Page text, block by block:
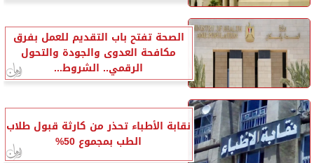
الصحة تفتح باب التقديم للعمل بفرق
مكافحة العدوى والجودة والتحول
الرقمي.. الشروط...
نقابة الأطباء تحذر من كارثة قبول طلاب
الطب بمجموع 50%